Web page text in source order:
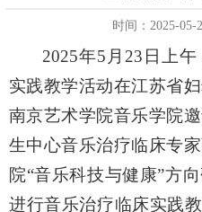
时间：2025-05-
2025年5月23日上
实践教学活动在江苏省
南京艺术学院音乐学院
生中心音乐治疗临床专
院“音乐科技与健康”方
进行音乐治疗临床实践